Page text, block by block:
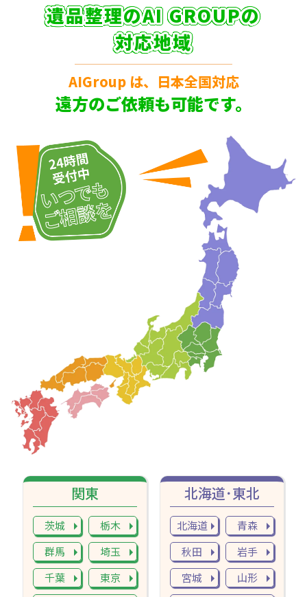
遺品整理のAI GROUPの
対応地域
AIGroup は、日本全国対応
遠方のご依頼も可能です。
関東
茨城
栃木
群馬
埼玉
千葉
東京
北海道･東北
北海道
青森
秋田
岩手
宮城
山形